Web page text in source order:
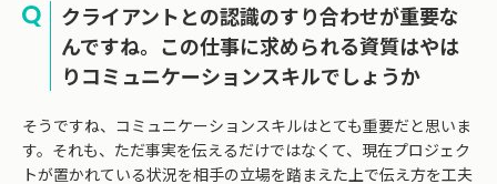
クライアントとの認識のすり合わせが重要な
んですね。この仕事に求められる資質はやは
りコミュニケーションスキルでしょうか
そうですね、コミュニケーションスキルはとても重要だと思いま
す。それも、ただ事実を伝えるだけではなくて、現在プロジェク
トが置かれている状況を相手の立場を踏まえた上で伝え方を工夫